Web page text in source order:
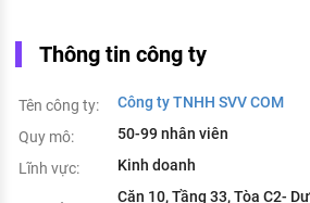
Thông tin công ty
Tên công ty:
Công ty TNHH SVV COM
Quy mô:
50-99 nhân viên
Lĩnh vực:
Kinh doanh
Căn 10, Tầng 33, Tòa C2-